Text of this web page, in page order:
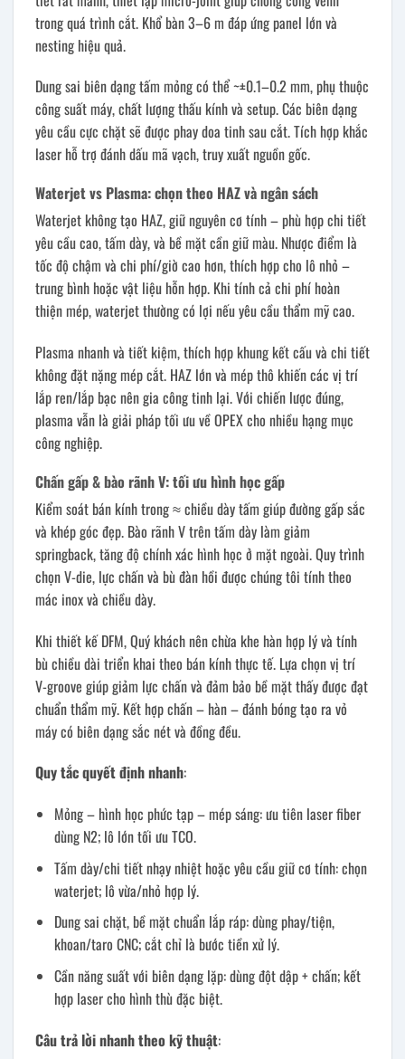
trong quá trình cắt. Khổ bàn 3–6 m đáp ứng panel lớn và
nesting hiệu quả.
Dung sai biên dạng tấm mỏng có thể ~±0.1–0.2 mm, phụ thuộc
công suất máy, chất lượng thấu kính và setup. Các biên dạng
yêu cầu cực chặt sẽ được phay doa tinh sau cắt. Tích hợp khắc
laser hỗ trợ đánh dấu mã vạch, truy xuất nguồn gốc.
Waterjet vs Plasma: chọn theo HAZ và ngân sách
Waterjet không tạo HAZ, giữ nguyên cơ tính – phù hợp chi tiết
yêu cầu cao, tấm dày, và bề mặt cần giữ màu. Nhược điểm là
tốc độ chậm và chi phí/giờ cao hơn, thích hợp cho lô nhỏ –
trung bình hoặc vật liệu hỗn hợp. Khi tính cả chi phí hoàn
thiện mép, waterjet thường có lợi nếu yêu cầu thẩm mỹ cao.
Plasma nhanh và tiết kiệm, thích hợp khung kết cấu và chi tiết
không đặt nặng mép cắt. HAZ lớn và mép thô khiến các vị trí
lắp ren/lắp bạc nên gia công tinh lại. Với chiến lược đúng,
plasma vẫn là giải pháp tối ưu về OPEX cho nhiều hạng mục
công nghiệp.
Chấn gấp & bào rãnh V: tối ưu hình học gấp
Kiểm soát bán kính trong ≈ chiều dày tấm giúp đường gấp sắc
và khép góc đẹp. Bào rãnh V trên tấm dày làm giảm
springback, tăng độ chính xác hình học ở mặt ngoài. Quy trình
chọn V-die, lực chấn và bù đàn hồi được chúng tôi tính theo
mác inox và chiều dày.
Khi thiết kế DFM, Quý khách nên chừa khe hàn hợp lý và tính
bù chiều dài triển khai theo bán kính thực tế. Lựa chọn vị trí
V-groove giúp giảm lực chấn và đảm bảo bề mặt thấy được đạt
chuẩn thẩm mỹ. Kết hợp chấn – hàn – đánh bóng tạo ra vỏ
máy có biên dạng sắc nét và đồng đều.
Quy tắc quyết định nhanh:
Mỏng – hình học phức tạp – mép sáng: ưu tiên laser fiber
dùng N2; lô lớn tối ưu TCO.
Tấm dày/chi tiết nhạy nhiệt hoặc yêu cầu giữ cơ tính: chọn
waterjet; lô vừa/nhỏ hợp lý.
Dung sai chặt, bề mặt chuẩn lắp ráp: dùng phay/tiện,
khoan/taro CNC; cắt chỉ là bước tiền xử lý.
Cần năng suất với biên dạng lặp: dùng đột dập + chấn; kết
hợp laser cho hình thù đặc biệt.
Câu trả lời nhanh theo kỹ thuật: